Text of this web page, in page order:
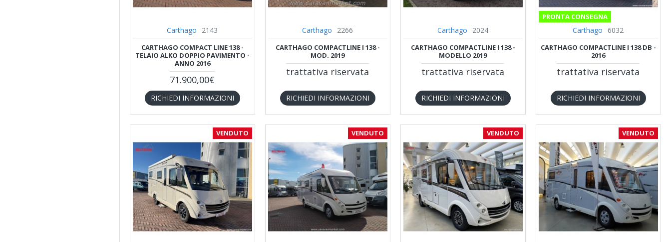
Carthago 2143
CARTHAGO COMPACT LINE 138 -
TELAIO ALKO DOPPIO PAVIMENTO -
ANNO 2016
71.900,00€
RICHIEDI INFORMAZIONI
Carthago 2266
CARTHAGO COMPACTLINE I 138 -
MOD. 2019
trattativa riservata
RICHIEDI INFORMAZIONI
Carthago 2024
CARTHAGO COMPACTLINE I 138 -
MODELLO 2019
trattativa riservata
RICHIEDI INFORMAZIONI
PRONTA CONSEGNA
Carthago 6032
CARTHAGO COMPACTLINE I 138 DB -
2016
trattativa riservata
RICHIEDI INFORMAZIONI
VENDUTO VENDUTO VENDUTO VENDUTO